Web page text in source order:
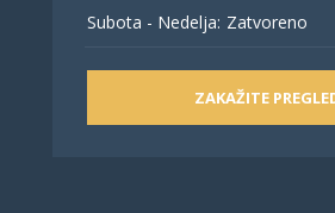
Subota - Nedelja: Zatvoreno
ZAKAŽITE